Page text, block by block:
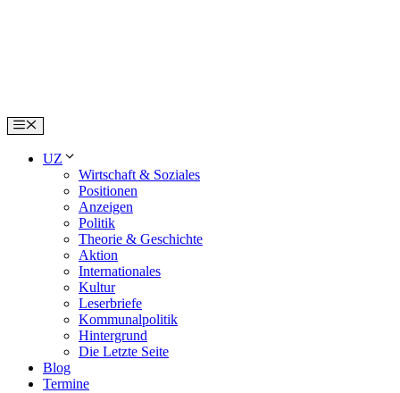
Menu
UZ
Wirtschaft & Soziales
Positionen
Anzeigen
Politik
Theorie & Geschichte
Aktion
Internationales
Kultur
Leserbriefe
Kommunalpolitik
Hintergrund
Die Letzte Seite
Blog
Termine